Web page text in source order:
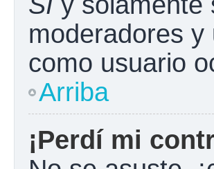
moderadores
como usuario
Arriba
¡Perdí mi